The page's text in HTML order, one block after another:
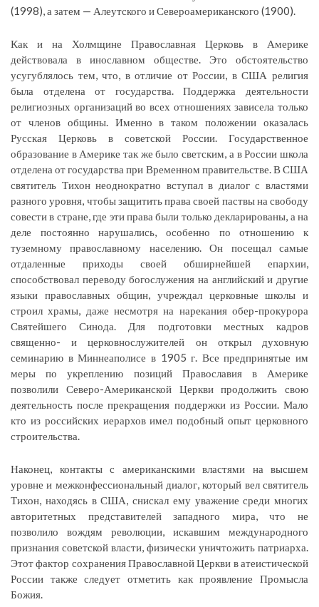
(1998), а затем — Алеутского и Североамериканского (1900).
Как и на Холмщине Православная Церковь в Америке
действовала в инославном обществе. Это обстоятельство
усугублялось тем, что, в отличие от России, в США религия
была отделена от государства. Поддержка деятельности
религиозных организаций во всех отношениях зависела только
от членов общины. Именно в таком положении оказалась
Русская Церковь в советской России. Государственное
образование в Америке так же было светским, а в России школа
отделена от государства при Временном правительстве. В США
святитель Тихон неоднократно вступал в диалог с властями
разного уровня, чтобы защитить права своей паствы на свободу
совести в стране, где эти права были только декларированы, а на
деле постоянно нарушались, особенно по отношению к
туземному православному населению. Он посещал самые
отдаленные приходы своей обширнейшей епархии,
способствовал переводу богослужения на английский и другие
языки православных общин, учреждал церковные школы и
строил храмы, даже несмотря на нарекания обер-прокурора
Святейшего Синода. Для подготовки местных кадров
священно- и церковнослужителей он открыл духовную
семинарию в Миннеаполисе в 1905 г. Все предпринятые им
меры по укреплению позиций Православия в Америке
позволили Северо-Американской Церкви продолжить свою
деятельность после прекращения поддержки из России. Мало
кто из российских иерархов имел подобный опыт церковного
строительства.
Наконец, контакты с американскими властями на высшем
уровне и межконфессиональный диалог, который вел святитель
Тихон, находясь в США, снискал ему уважение среди многих
авторитетных представителей западного мира, что не
позволило вождям революции, искавшим международного
признания советской власти, физически уничтожить патриарха.
Этот фактор сохранения Православной Церкви в атеистической
России также следует отметить как проявление Промысла
Божия.